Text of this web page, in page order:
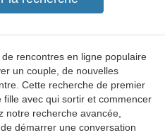
rencontres en ligne populaire
un couple, de nouvelles
Cette recherche de premier
avec qui sortir et commencer
notre recherche avancée,
démarrer une conversation